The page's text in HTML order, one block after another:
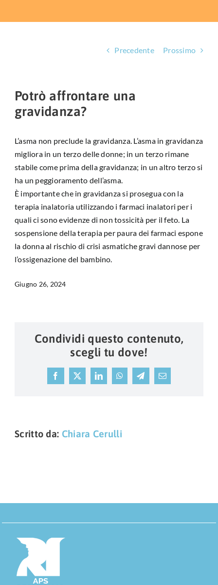
CONTATTI
DIVENTA SOCIO
LIBRO SCRITTURE IN ROSA
Precedente Prossimo
Potrò affrontare una
gravidanza?
L’asma non preclude la gravidanza. L’asma in gravidanza
migliora in un terzo delle donne; in un terzo rimane
stabile come prima della gravidanza; in un altro terzo si
ha un peggioramento dell’asma.
È importante che in gravidanza si prosegua con la
terapia inalatoria utilizzando i farmaci inalatori per i
quali ci sono evidenze di non tossicità per il feto. La
sospensione della terapia per paura dei farmaci espone
la donna al rischio di crisi asmatiche gravi dannose per
l’ossigenazione del bambino.
Giugno 26, 2024
Condividi questo contenuto,
scegli tu dove!
Facebook
X LinkedInWhatsAppTelegramEmail
Scritto da: Chiara Cerulli